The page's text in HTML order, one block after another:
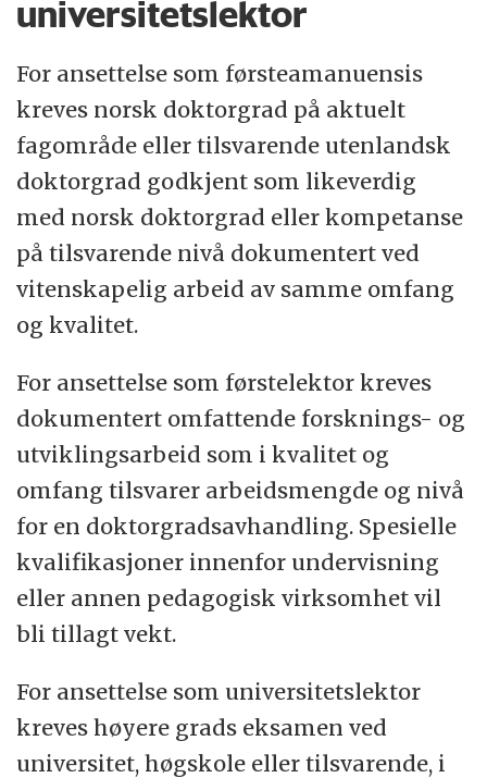
universitetslektor
For ansettelse som førsteamanuensis
kreves norsk doktorgrad på aktuelt
fagområde eller tilsvarende utenlandsk
doktorgrad godkjent som likeverdig
med norsk doktorgrad eller kompetanse
på tilsvarende nivå dokumentert ved
vitenskapelig arbeid av samme omfang
og kvalitet.
For ansettelse som førstelektor kreves
dokumentert omfattende forsknings- og
utviklingsarbeid som i kvalitet og
omfang tilsvarer arbeidsmengde og nivå
for en doktorgradsavhandling. Spesielle
kvalifikasjoner innenfor undervisning
eller annen pedagogisk virksomhet vil
bli tillagt vekt.
For ansettelse som universitetslektor
kreves høyere grads eksamen ved
universitet, høgskole eller tilsvarende, i